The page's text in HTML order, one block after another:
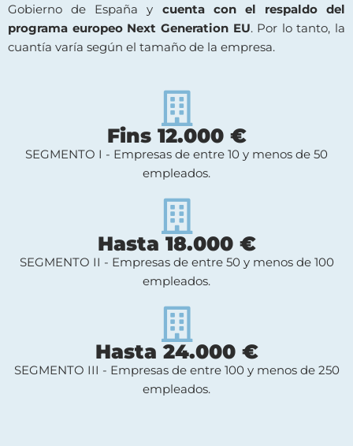
Gobierno de España y cuenta con el respaldo del
programa europeo Next Generation EU. Por lo tanto, la
cuantía varía según el tamaño de la empresa.
Fins 12.000 €
SEGMENTO I - Empresas de entre 10 y menos de 50
empleados.
Hasta 18.000 €
SEGMENTO II - Empresas de entre 50 y menos de 100
empleados.
Hasta 24.000 €
SEGMENTO III - Empresas de entre 100 y menos de 250
empleados.